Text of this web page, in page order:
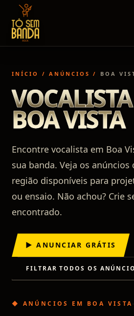
Sobre Nós
Eventos
Minha Conta
INÍCIO / ANÚNCIOS / BOA
BOA VISTA
Encontre vocalista em Boa
sua banda. Veja os anúncios
região disponíveis para
ou ensaio. Não achou? Crie
encontrado.
▶ ANUNCIAR GRÁTIS
FILTRAR TODOS OS
◆ ANÚNCIOS EM BOA VISTA